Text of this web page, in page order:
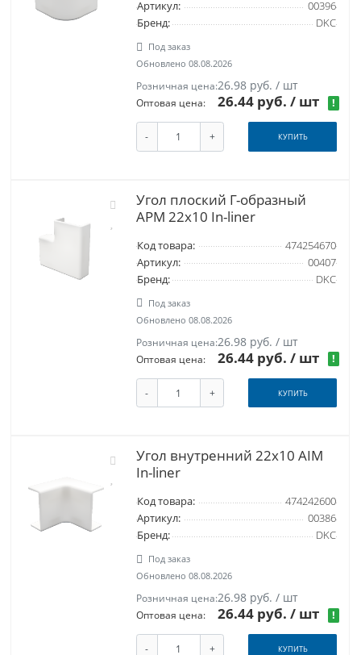
Артикул:
00396
Бренд:
DKC
Под заказ
Обновлено 08.08.2026
Розничная цена:26.98 руб. / шт
Оптовая цена: 26.44 руб./ шт !
- + КУПИТЬ
Угол плоский Г-образный
APM 22x10 In-liner
Код товара:
474254670
Артикул:
00407
Бренд:
DKC
Под заказ
Обновлено 08.08.2026
Розничная цена:26.98 руб. / шт
Оптовая цена: 26.44 руб./ шт !
- + КУПИТЬ
Угол внутренний 22x10 AIM
In-liner
Код товара:
474242600
Артикул:
00386
Бренд:
DKC
Под заказ
Обновлено 08.08.2026
Розничная цена:26.98 руб. / шт
Оптовая цена: 26.44 руб./ шт !
- + КУПИТЬ